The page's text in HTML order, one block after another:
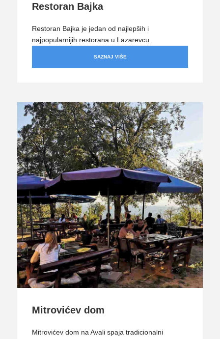
Restoran Bajka
Restoran Bajka je jedan od najlepših i
najpopularnijih restorana u Lazarevcu.
SAZNAJ VIŠE
Mitrovićev dom
Mitrovićev dom na Avali spaja tradicionalni